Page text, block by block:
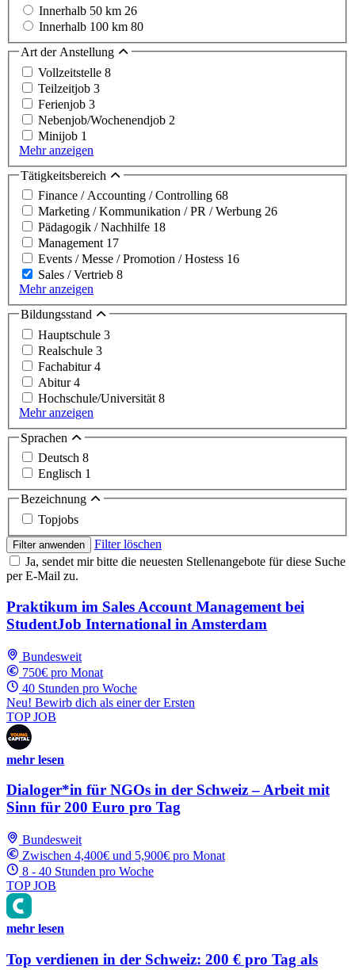
Innerhalb 50 km 26
Innerhalb 100 km 80
Art der Anstellung
Vollzeitstelle 8
Teilzeitjob 3
Ferienjob 3
Nebenjob/Wochenendjob 2
Minijob 1
Mehr anzeigen
Tätigkeitsbereich
Finance / Accounting / Controlling 68
Marketing / Kommunikation / PR / Werbung 26
Pädagogik / Nachhilfe 18
Management 17
Events / Messe / Promotion / Hostess 16
Sales / Vertrieb 8
Mehr anzeigen
Bildungsstand
Hauptschule 3
Realschule 3
Fachabitur4
Abitur4
Hochschule/Universität 8
Mehr anzeigen
Sprachen
Deutsch 8
Englisch 1
Bezeichnung
Topjobs
Filter anwenden
Filter löschen
Ja, sendet mir bitte die neuesten Stellenangebote für diese Suche
per E-Mail zu.
Praktikum im Sales Account Management bei
StudentJob International in Amsterdam
Bundesweit
750€ pro Monat
40 Stunden pro Woche
Neu! Bewirb dich als einer der Ersten
TOP JOB
mehr lesen
Dialoger*in für NGOs in der Schweiz – Arbeit mit
Sinn für 200 Euro pro Tag
Bundesweit
Zwischen 4,400€ und 5,900€ pro Monat
8 - 40 Stunden pro Woche
TOP JOB
mehr lesen
Top verdienen in der Schweiz: 200 € pro Tag als